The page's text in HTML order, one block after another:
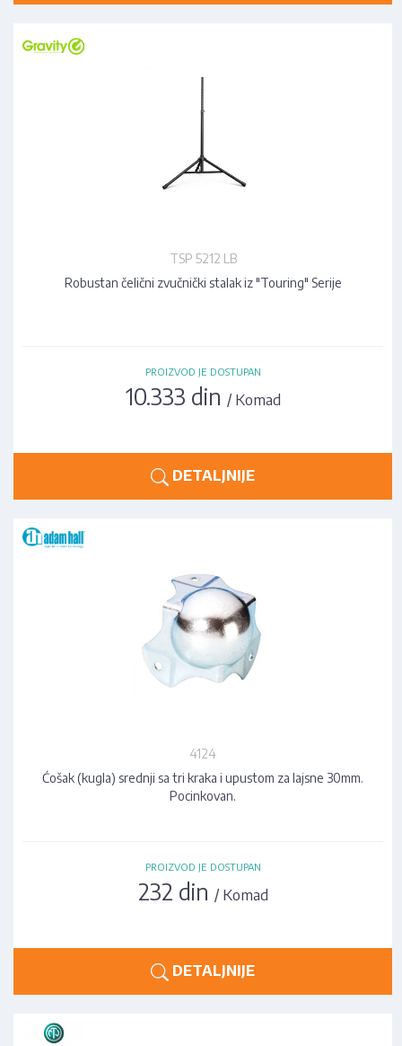
TSP 5212 LB
Robustan čelični zvučnički stalak iz "Touring" Serije
PROIZVOD JE DOSTUPAN
10.333 din / Komad
DETALJNIJE
4124
Ćošak (kugla) srednji sa tri kraka i upustom za lajsne 30mm.
Pocinkovan.
PROIZVOD JE DOSTUPAN
232 din / Komad
DETALJNIJE